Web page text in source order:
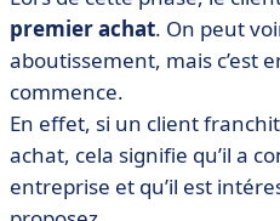
premier achat. On peut
aboutissement, mais c’est
commence.
En effet, si un client
achat, cela signifie qu’il a
entreprise et qu’il est